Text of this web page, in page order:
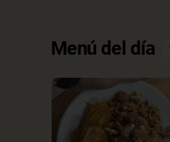
Menú del día